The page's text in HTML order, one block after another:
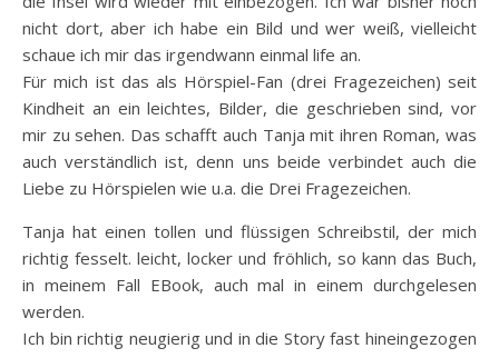
nicht dort, aber ich habe ein Bild und wer weiß, vielleicht
schaue ich mir das irgendwann einmal life an.
Für mich ist das als Hörspiel-Fan (drei Fragezeichen) seit
Kindheit an ein leichtes, Bilder, die geschrieben sind, vor
mir zu sehen. Das schafft auch Tanja mit ihren Roman, was
auch verständlich ist, denn uns beide verbindet auch die
Liebe zu Hörspielen wie u.a. die Drei Fragezeichen.
Tanja hat einen tollen und flüssigen Schreibstil, der mich
richtig fesselt. leicht, locker und fröhlich, so kann das Buch,
in meinem Fall EBook, auch mal in einem durchgelesen
werden.
Ich bin richtig neugierig und in die Story fast hineingezogen